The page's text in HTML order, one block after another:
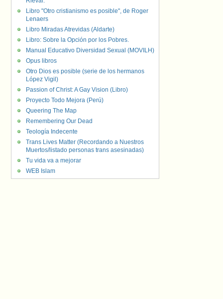
Libro "Otro cristianismo es posible", de Roger
Lenaers
Libro Miradas Atrevidas (Aldarte)
Libro: Sobre la Opción por los Pobres.
Manual Educativo Diversidad Sexual (MOVILH)
Opus libros
Otro Dios es posible (serie de los hermanos
López Vigil)
Passion of Christ: A Gay Vision (Libro)
Proyecto Todo Mejora (Perú)
Queering The Map
Remembering Our Dead
Teología Indecente
Trans Lives Matter (Recordando a Nuestros
Muertos/listado personas trans asesinadas)
Tu vida va a mejorar
WEB Islam